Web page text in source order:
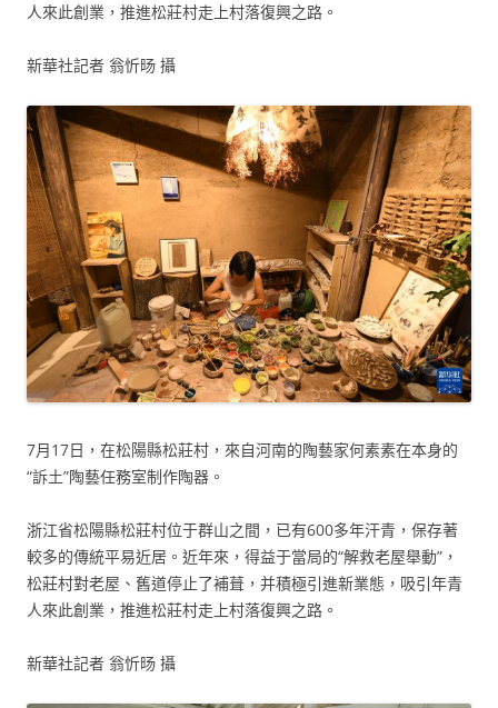
人來此創業，推進松莊村走上村落復興之路。
新華社記者 翁忻旸 攝
7月17日，在松陽縣松莊村，來自河南的陶藝家何素素在本身的
“訴土”陶藝任務室制作陶器。
浙江省松陽縣松莊村位于群山之間，已有600多年汗青，保存著
較多的傳統平易近居。近年來，得益于當局的“解救老屋舉動”，
松莊村對老屋、舊道停止了補葺，并積極引進新業態，吸引年青
人來此創業，推進松莊村走上村落復興之路。
新華社記者 翁忻旸 攝